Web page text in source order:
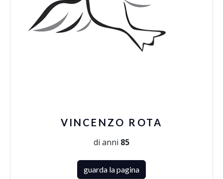
VINCENZO ROTA
di anni 85
guarda la pagina